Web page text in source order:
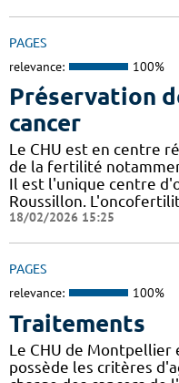
PAGES
relevance: 100%
Préservation
cancer
Le CHU est en centre
de la fertilité
Il est l'unique centre
Roussillon.
18/02/2026 15:25
PAGES
relevance: 100%
Traitements
Le CHU de
possède les critères